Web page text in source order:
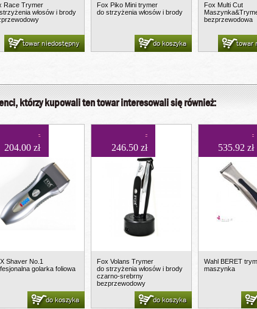
Race Trymer
włosów i brody
towar niedostępny
Fox Piko Mini trymer
do strzyżenia włosów i brody
do koszyka
Fox Multi Cut
bezprzewodowa
towar
którzy kupowali ten towar interesowali się również:
204.00 zł
Shaver No.1
golarka foliowa
do koszyka
246.50 zł
Fox Volans Trymer
do strzyżenia włosów i brody
czarno-srebrny
bezprzewodowy
do koszyka
535.92 zł
Wahl BERET
maszynka